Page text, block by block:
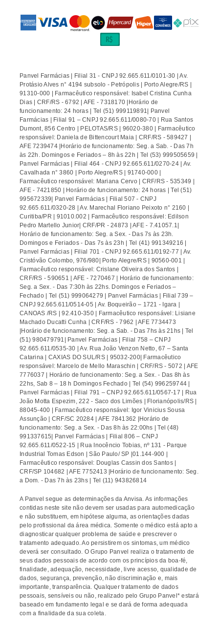
Panvel Farmácias | Filial 31 - CNPJ 92.665.611/0101-30 | Av.
Protásio Alves n° 4194 subsolo - Petrópolis | Porto Alegre/RS |
91310-000 | Farmacêutico responsável: Isabel Cristina Cunha
Dias | CRF/RS - 6792 | AFE - 7318170 |Horário de
funcionamento: 24 horas | Tel (51) 999119891| Panvel
Farmácias | Filial 91 – CNPJ 92.665.611/0080-70 | Rua Santos
Dumont, 856 Centro | PELOTAS/RS | 96020-380 | Farmacêutico
responsável: Daniela de Bittencourt Maia | CRF/RS - 589427 |
AFE 7239474 |Horário de funcionamento: Seg. a Sab. - Das 7h
às 22h. Domingos e Feriados – 8h às 22h | Tel (53) 999505659 |
Panvel Farmácias | Filial 464 - CNPJ 92.665.611/0270-24 | Av.
Cavalhada n° 3860 | Porto Alegre/RS | 91740-000 |
Farmacêutico responsável: Mariana Cervo | CRF/RS - 535349 |
AFE - 7421850 | Horário de funcionamento: 24 horas | Tel (51)
995672339| Panvel Farmácias | Filial 507 - CNPJ
92.665.611/0320-28 | Av. Marechal Floriano Peixoto n° 2160 |
Curitiba/PR | 91010.002 | Farmacêutico responsável: Edilson
Pedro Martello Junior| CRF/PR - 24873 | AFE - 7.41057.1|
Horário de funcionamento: Seg. a Sex. - Das 7s às 23h.
Domingos e Feriados - Das 7s às 23h | Tel (41) 991349216 |
Panvel Farmácias | Filial 701 - CNPJ 92.665.611/0192-77 | Av.
Cristóvão Colombo, 976/980| Porto Alegre/RS | 90560-001 |
Farmacêutico responsável: Crislane Oliveira dos Santos |
CRF/RS - 590651 | AFE - 7270467 | Horário de funcionamento:
Seg. a Sex. - Das 7:30h às 22hs. Domingos e Feriados –
Fechado | Tel (51) 999064279 | Panvel Farmácias | Filial 739 –
CNPJ 92.665.611/0514-05 | Av. Boqueirão – 1721 - Igara |
CANOAS /RS | 92.410-350 | Farmacêutico responsável: Lisiane
Machado Ducatti Cunha | CRF/RS - 7962 | AFE 7734473
|Horário de funcionamento: Seg. a Sab. - Das 7hs às 21hs | Tel
(51) 980479791| Panvel Farmácias | Filial 758 – CNPJ
92.665.611/0535-30 | Av. Rua João Venzon Netto, 67 – Santa
Catarina | CAXIAS DO SUL/RS | 95032-200| Farmacêutico
responsável: Marcelo de Mello Maraschin | CRF/RS - 5072 | AFE
7776037 | Horário de funcionamento: Seg. a Sex. - Das 8h às
22hs, Sab 8 – 18 h Domingos Fechado | Tel (54) 996259744 |
Panvel Farmácias | Filial 791 – CNPJ 92.665.611/0567-17 | Rua
João Motta Espezim, 222 - Saco dos Limões | Florianópolis/RS |
88045-400 | Farmacêutico responsável: Igor Vinicius Sousa
Assunção | CRF/SC 20284 | AFE 7841362 |Horário de
funcionamento: Seg. a Sex. - Das 8h às 22:00hs | Tel (48)
991337615| Panvel Farmácias | Filial 806 – CNPJ
92.665.611/0522-15 | Rua Inocêncio Tobias, nº 131 - Parque
Industrial Tomas Edson | São Paulo/ SP |01.144-900 |
Farmacêutico responsável: Douglas Cassin dos Santos |
CRF/SP 104682 | AFE 7752413 |Horário de funcionamento: Seg.
a Dom. - Das 7h às 23hs | Tel (11) 943826814
A Panvel segue as determinações da Anvisa. As informações
contidas neste site não devem ser usadas para automedicação
e não substituem, em hipótese alguma, as orientações dadas
pelo profissional da área médica. Somente o médico está apto a
diagnosticar qualquer problema de saúde e prescrever o
tratamento adequado. Ao persistirem os sintomas, um médico
deverá ser consultado. O Grupo Panvel realiza o tratamento de
seus dados pessoais de acordo com os princípios da boa-fé,
finalidade, adequação, necessidade, livre acesso, qualidade de
dados, segurança, prevenção, não discriminação e, mais
importante, transparência. Qualquer tratamento de dados
pessoais, sensíveis ou não, realizado pelo Grupo Panvel* estará
baseado em fundamento legal e se dará de forma adequada
com a finalidade da sua coleta.